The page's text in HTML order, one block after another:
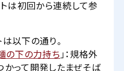
は初回から連続して参
以下の通り。
の下の力持ち」：規格外
って開発したまぜそば